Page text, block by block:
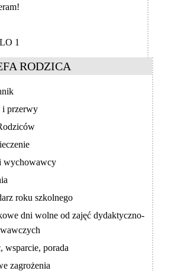
1
RODZICA
i przerwy
wychowawcy
roku szkolnego
dni wolne od zajęć dydaktyczno-
wsparcie, porada
zagrożenia